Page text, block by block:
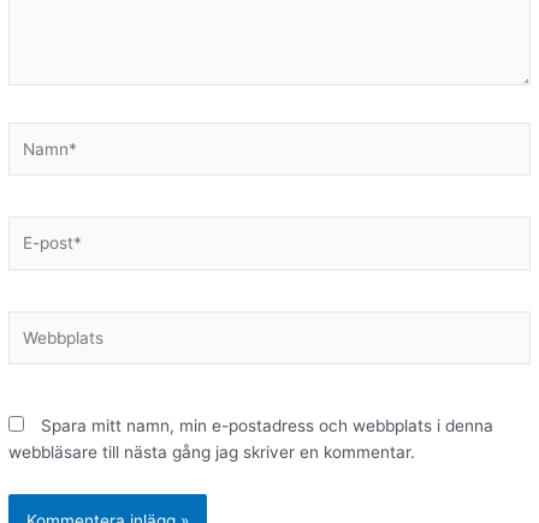
post*
Spara mitt namn, min e-postadress och webbplats i denna
webbläsare till nästa gång jag skriver en kommentar.